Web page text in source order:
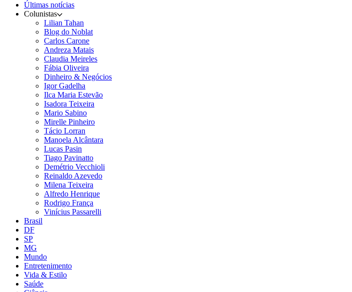
Últimas notícias
Colunistas
Lilian Tahan
Blog do Noblat
Carlos Carone
Andreza Matais
Claudia Meireles
Fábia Oliveira
Dinheiro & Negócios
Igor Gadelha
Ilca Maria Estevão
Isadora Teixeira
Mario Sabino
Mirelle Pinheiro
Tácio Lorran
Manoela Alcântara
Lucas Pasin
Tiago Pavinatto
Demétrio Vecchioli
Reinaldo Azevedo
Milena Teixeira
Alfredo Henrique
Rodrigo França
Vinícius Passarelli
Brasil
DF
SP
MG
Mundo
Entretenimento
Vida & Estilo
Saúde